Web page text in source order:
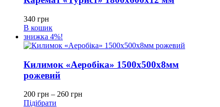
340 грн
В кошик
знижка 4%!
Килимок «Аеробіка» 1500х500х8мм
рожевий
200 грн – 260 грн
Підібрати